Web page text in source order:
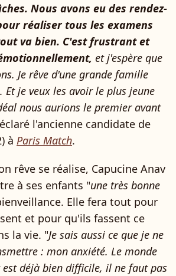
Nous avons eu des rendez-
réaliser tous les examens
va bien. C'est frustrant et
et j'espère que
Je rêve d'une grande famille
Et je veux les avoir le plus jeune
nous aurions le premier avant
l'ancienne candidate de
à Paris Match.
rêve se réalise, Capucine Anav
à ses enfants "une très bonne
Elle fera tout pour
et pour qu'ils fassent ce
la vie. "Je sais aussi ce que je ne
: mon anxiété. Le monde
déjà bien difficile, il ne faut pas